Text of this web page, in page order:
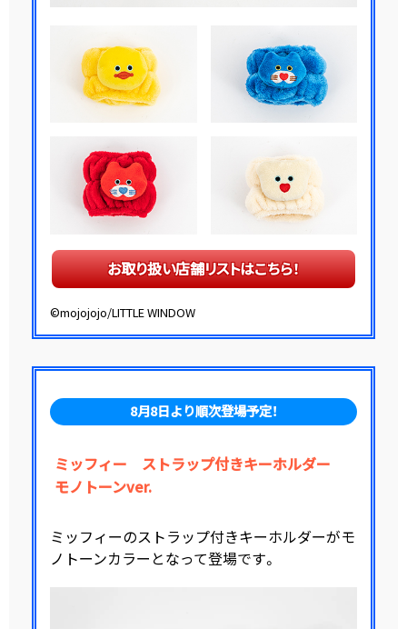
お取り扱い店舗リストはこちら！
©mojojojo/LITTLE WINDOW
8月8日より順次登場予定！
ミッフィー ストラップ付きキーホルダー
モノトーンver.
ミッフィーのストラップ付きキーホルダーがモ
ノトーンカラーとなって登場です。